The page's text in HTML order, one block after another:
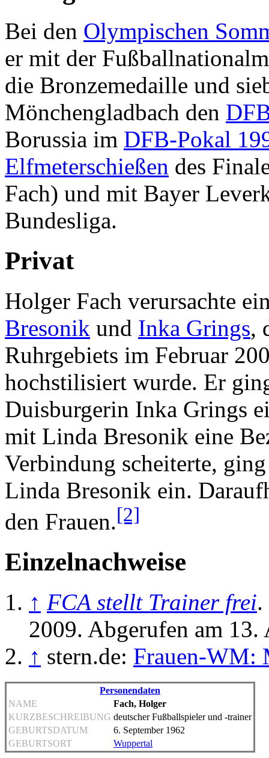
Bei den Olympischen
er mit der
die Bronzemedaille und
Mönchengladbach den
Borussia im DFB-Pokal
Elfmeterschießen des
Fach) und mit Bayer
Bundesliga.
Privat
Holger Fach verursachte
Bresonik und Inka Grings,
Ruhrgebiets im Februar
hochstilisiert wurde. Er
Duisburgerin Inka Grings
mit Linda Bresonik eine
Verbindung scheiterte,
Linda Bresonik ein.
den Frauen.[2]
Einzelnachweise
↑ FCA stellt Trainer frei
2009. Abgerufen am
↑ stern.de: Frauen-WM:
Personendaten
NAME
Fach, Holger
KURZBESCHREIBUNG deutscher Fußballspieler und -trainer
GEBURTSDATUM
6. September 1962
GEBURTSORT
Wuppertal